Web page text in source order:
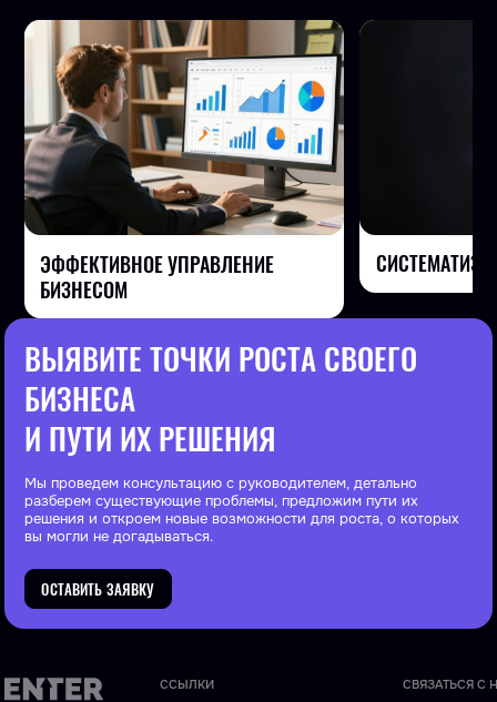
ЭФФЕКТИВНОЕ УПРАВЛЕНИЕ
БИЗНЕСОМ
ВЫЯВИТЕ ТОЧКИ РОСТА СВОЕГО
БИЗНЕСА
И ПУТИ ИХ РЕШЕНИЯ
Мы проведем консультацию с руководителем, детально
разберем существующие проблемы, предложим пути их
решения и откроем новые возможности для роста, о которых
вы могли не догадываться.
ОСТАВИТЬ ЗАЯВКУ
ССЫЛКИ СВЯЗАТЬСЯ С